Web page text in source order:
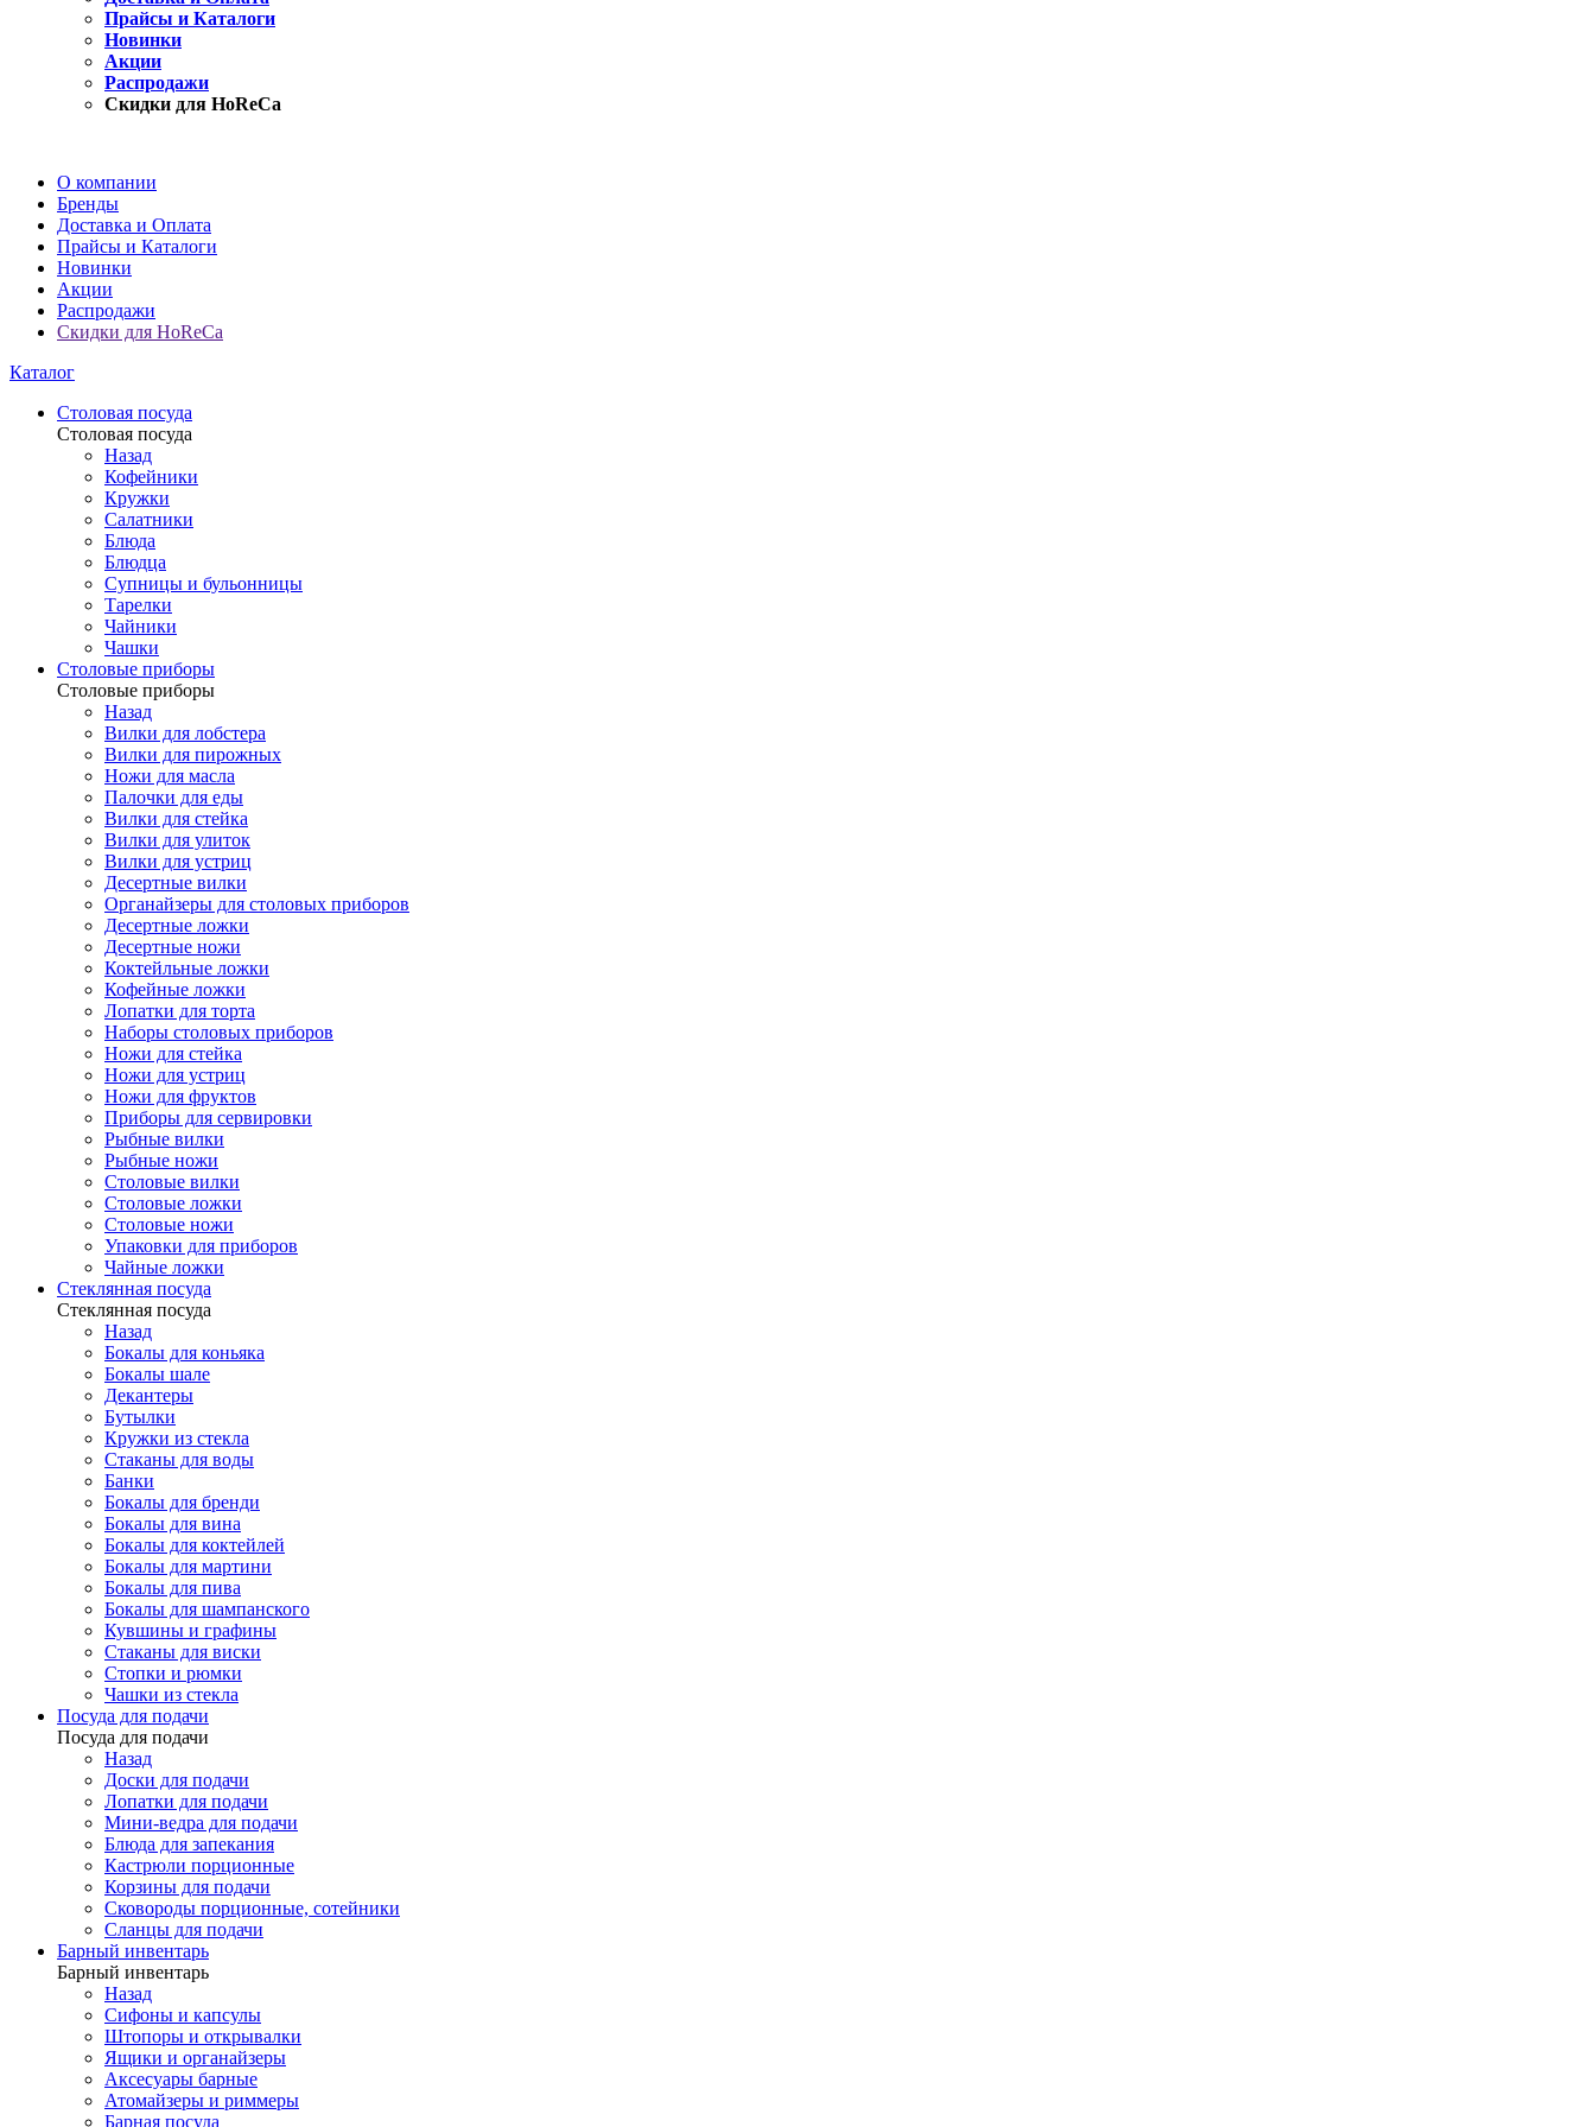
Прайсы и Каталоги
Новинки
Акции
Распродажи
Скидки для HoReCa
О компании
Бренды
Доставка и Оплата
Прайсы и Каталоги
Новинки
Акции
Распродажи
Скидки для HoReCa
Каталог
Столовая посуда
Столовая посуда
Назад
Кофейники
Кружки
Салатники
Блюда
Блюдца
Супницы и бульонницы
Тарелки
Чайники
Чашки
Cтоловые приборы
Cтоловые приборы
Назад
Вилки для лобстера
Вилки для пирожных
Ножи для масла
Палочки для еды
Вилки для стейка
Вилки для улиток
Вилки для устриц
Десертные вилки
Органайзеры для столовых приборов
Десертные ложки
Десертные ножи
Коктейльные ложки
Кофейные ложки
Лопатки для торта
Наборы столовых приборов
Ножи для стейка
Ножи для устриц
Ножи для фруктов
Приборы для сервировки
Рыбные вилки
Рыбные ножи
Столовые вилки
Столовые ложки
Столовые ножи
Упаковки для приборов
Чайные ложки
Стеклянная посуда
Стеклянная посуда
Назад
Бокалы для коньяка
Бокалы шале
Декантеры
Бутылки
Кружки из стекла
Стаканы для воды
Банки
Бокалы для бренди
Бокалы для вина
Бокалы для коктейлей
Бокалы для мартини
Бокалы для пива
Бокалы для шампанского
Кувшины и графины
Стаканы для виски
Стопки и рюмки
Чашки из стекла
Посуда для подачи
Посуда для подачи
Назад
Доски для подачи
Лопатки для подачи
Мини-ведра для подачи
Блюда для запекания
Кастрюли порционные
Корзины для подачи
Сковороды порционные, сотейники
Сланцы для подачи
Барный инвентарь
Барный инвентарь
Назад
Сифоны и капсулы
Штопоры и открывалки
Ящики и органайзеры
Аксесуары барные
Атомайзеры и риммеры
Барная посуда